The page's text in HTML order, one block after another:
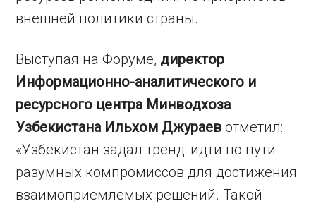
внешней политики страны.
Выступая на Форуме, директор
Информационно-аналитического и
ресурсного центра Минводхоза
Узбекистана Ильхом Джураев отметил:
«Узбекистан задал тренд: идти по пути
разумных компромиссов для достижения
взаимоприемлемых решений. Такой